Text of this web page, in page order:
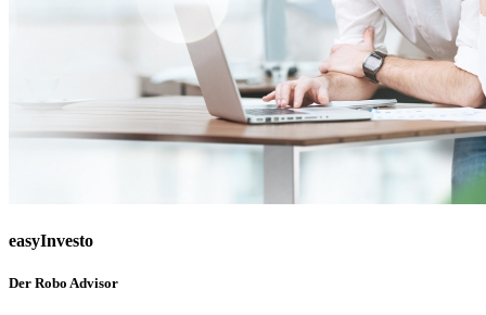
easyInvesto
Der Robo Advisor